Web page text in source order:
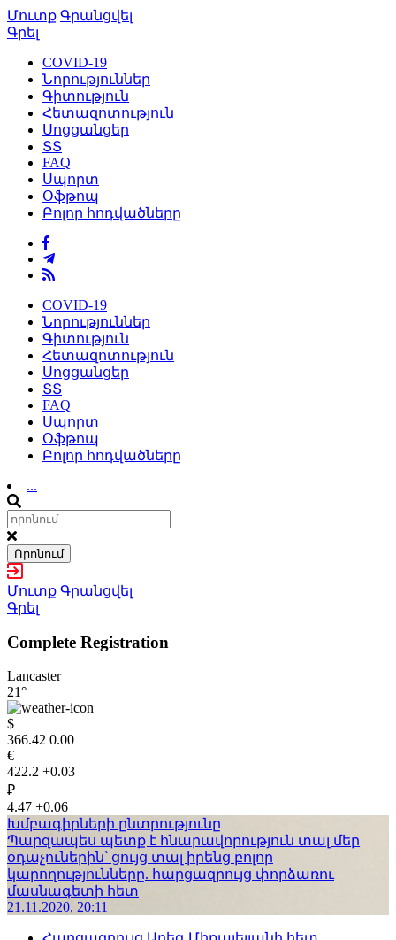
Մուտք Գրանցվել
Գրել
COVID-19
Նորություններ
Գիտություն
Հետազոտություն
Սոցցանցեր
ՏՏ
FAQ
Սպորտ
Օֆթոպ
Բոլոր հոդվածները
COVID-19
Նորություններ
Գիտություն
Հետազոտություն
Սոցցանցեր
ՏՏ
FAQ
Սպորտ
Օֆթոպ
Բոլոր հոդվածները
...
Որոնում
Մուտք Գրանցվել
Գրել
Complete Registration
Lancaster
21°
$
366.42 0.00
€
422.2 +0.03
₽
4.47 +0.06
Խմբագիրների ընտրությունը
Պարզապես պետք է հնարավորություն տալ մեր
օդաչուներին՝ ցույց տալ իրենց բոլոր
կարողությունները. հարցազրույց փորձառու
մասնագետի հետ
21.11.2020, 20:11